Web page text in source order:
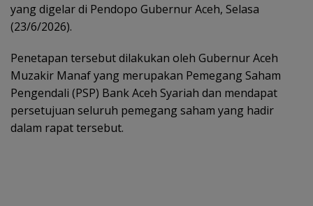
yang digelar di Pendopo Gubernur Aceh, Selasa
(23/6/2026).
Penetapan tersebut dilakukan oleh Gubernur Aceh
Muzakir Manaf yang merupakan Pemegang Saham
Pengendali (PSP) Bank Aceh Syariah dan mendapat
persetujuan seluruh pemegang saham yang hadir
dalam rapat tersebut.